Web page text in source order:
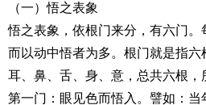
（一）悟之表象
悟之表象，依根门来分，有六门。
而以动中悟者为多。根门就是指六
耳、鼻、舌、身、意，总共六根，
第一门：眼见色而悟入。譬如：